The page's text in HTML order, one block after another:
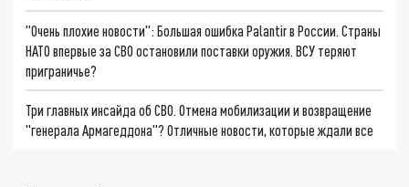
"Очень плохие новости": Большая ошибка Palantir в России. Страны
НАТО впервые за СВО остановили поставки оружия. ВСУ теряют
приграничье?
Три главных инсайда об СВО. Отмена мобилизации и возвращение
"генерала Армагеддона"? Отличные новости, которые ждали все